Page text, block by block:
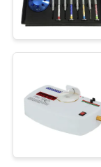
เสนอ
ราคา
แผนผัง
เว็บไซต์
เครื่
อัตโ